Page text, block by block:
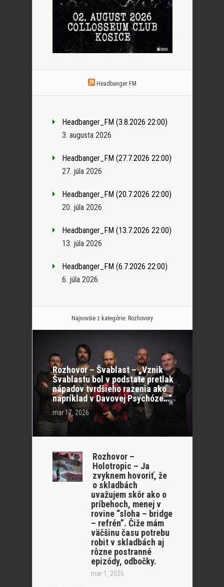
Headbanger FM
Headbanger_FM (3.8.2026 22:00)
3. augusta 2026
Headbanger_FM (27.7.2026 22:00)
27. júla 2026
Headbanger_FM (20.7.2026 22:00)
20. júla 2026
Headbanger_FM (13.7.2026 22:00)
13. júla 2026
Headbanger_FM (6.7.2026 22:00)
6. júla 2026
Najnovšie z kategórie: Rozhovory
Rozhovor – Švablast – „Vznik
Švablastu bol v podstate pretlak
nápadov tvrdšieho razenia ako
napríklad v Davovej Psychóze…“
mar 17, 2026
Rozhovor –
Holotropic – Ja
zvyknem hovoriť, že
o skladbách
uvažujem skôr ako o
príbehoch, menej v
rovine “sloha – bridge
– refrén”. Čiže mám
väčšinu času potrebu
robit v skladbách aj
rôzne postranné
epizódy, odbočky.
mar 1, 2026